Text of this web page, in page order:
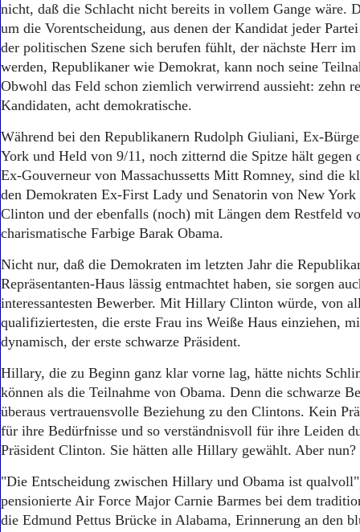
Start
Wer wir sind
Aktuelle Ausgabe
Abonnenten-Login
Abonnent werden
Abo Prämien
Archiv
Mediadaten
Kontakt
Impressum
Datenschutz
nicht, daß die Schlacht nicht bereits in vollem Gange wäre.
um die Vorentscheidung, aus denen der Kandidat jeder
der politischen Szene sich berufen fühlt, der nächste Herr im
werden, Republikaner wie Demokrat, kann noch seine
Obwohl das Feld schon ziemlich verwirrend aussieht: zehn
Kandidaten, acht demokratische.
Während bei den Republikanern Rudolph Giuliani, Ex-
York und Held von 9/11, noch zitternd die Spitze hält gegen
Ex-Gouverneur von Massachussetts Mitt Romney, sind die
den Demokraten Ex-First Lady und Senatorin von New
Clinton und der ebenfalls (noch) mit Längen dem Restfeld
charismatische Farbige Barak Obama.
Nicht nur, daß die Demokraten im letzten Jahr die
Repräsentanten-Haus lässig entmachtet haben, sie sorgen
interessantesten Bewerber. Mit Hillary Clinton würde, von
qualifiziertesten, die erste Frau ins Weiße Haus einziehen,
dynamisch, der erste schwarze Präsident.
Hillary, die zu Beginn ganz klar vorne lag, hätte nichts
können als die Teilnahme von Obama. Denn die schwarze
überaus vertrauensvolle Beziehung zu den Clintons. Kein
für ihre Bedürfnisse und so verständnisvoll für ihre Leiden
Präsident Clinton. Sie hätten alle Hillary gewählt. Aber nun?
"Die Entscheidung zwischen Hillary und Obama ist
pensionierte Air Force Major Carnie Barmes bei dem
die Edmund Pettus Brücke in Alabama, Erinnerung an den